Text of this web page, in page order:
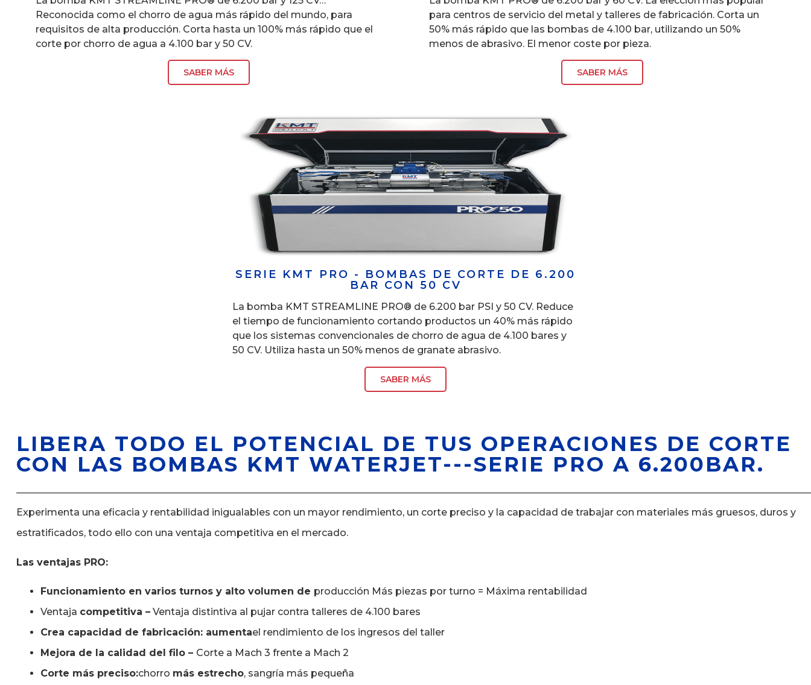
Reconocida como el chorro de agua más rápido del mundo, para
requisitos de alta producción. Corta hasta un 100% más rápido que el
corte por chorro de agua a 4.100 bar y 50 CV.
SABER MÁS
para centros de servicio del metal y talleres de fabricación. Corta un
50% más rápido que las bombas de 4.100 bar, utilizando un 50%
menos de abrasivo. El menor coste por pieza.
SABER MÁS
SERIE KMT PRO - BOMBAS DE CORTE DE 6.200
BAR CON 50 CV
La bomba KMT STREAMLINE PRO® de 6.200 bar PSI y 50 CV. Reduce
el tiempo de funcionamiento cortando productos un 40% más rápido
que los sistemas convencionales de chorro de agua de 4.100 bares y
50 CV. Utiliza hasta un 50% menos de granate abrasivo.
SABER MÁS
LIBERA TODO EL POTENCIAL DE TUS OPERACIONES DE CORTE
CON LAS BOMBAS KMT WATERJET---SERIE PRO A 6.200BAR.
Experimenta una eficacia y rentabilidad inigualables con un mayor rendimiento, un corte preciso y la capacidad de trabajar con materiales más gruesos, duros y
estratificados, todo ello con una ventaja competitiva en el mercado.
Las ventajas PRO:
Funcionamiento en varios turnos y alto volumen de producción Más piezas por turno = Máxima rentabilidad
Ventaja competitiva –Ventaja distintiva al pujar contra talleres de 4.100 bares
Crea capacidad de fabricación: aumentael rendimiento de los ingresos del taller
Mejora de la calidad del filo – Corte a Mach 3 frente a Mach 2
Corte más preciso:chorro más estrecho, sangría más pequeña